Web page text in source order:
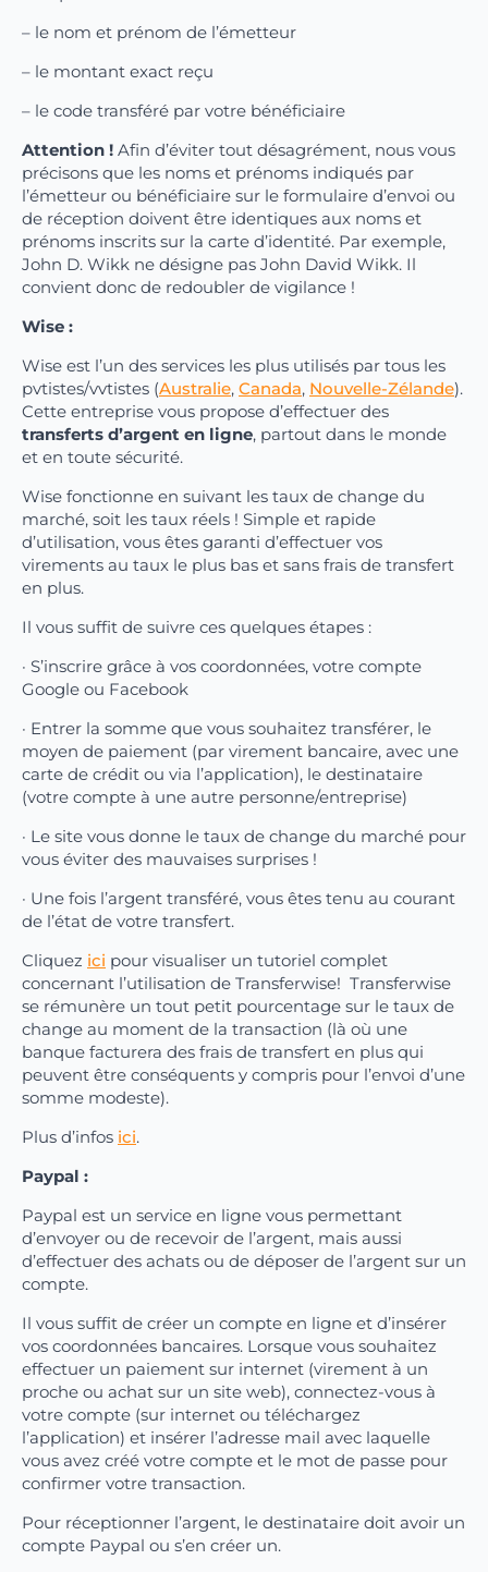
– le nom et prénom de l’émetteur
– le montant exact reçu
– le code transféré par votre bénéficiaire
Attention ! Afin d’éviter tout désagrément, nous vous
précisons que les noms et prénoms indiqués par
l’émetteur ou bénéficiaire sur le formulaire d’envoi ou
de réception doivent être identiques aux noms et
prénoms inscrits sur la carte d’identité. Par exemple,
John D. Wikk ne désigne pas John David Wikk. Il
convient donc de redoubler de vigilance !
Wise :
Wise est l’un des services les plus utilisés par tous les
pvtistes/vvtistes (Australie, Canada, Nouvelle-Zélande).
Cette entreprise vous propose d’effectuer des
transferts d’argent en ligne, partout dans le monde
et en toute sécurité.
Wise fonctionne en suivant les taux de change du
marché, soit les taux réels ! Simple et rapide
d’utilisation, vous êtes garanti d’effectuer vos
virements au taux le plus bas et sans frais de transfert
en plus.
Il vous suffit de suivre ces quelques étapes :
· S’inscrire grâce à vos coordonnées, votre compte
Google ou Facebook
· Entrer la somme que vous souhaitez transférer, le
moyen de paiement (par virement bancaire, avec une
carte de crédit ou via l’application), le destinataire
(votre compte à une autre personne/entreprise)
· Le site vous donne le taux de change du marché pour
vous éviter des mauvaises surprises !
· Une fois l’argent transféré, vous êtes tenu au courant
de l’état de votre transfert.
Cliquez ici pour visualiser un tutoriel complet
concernant l’utilisation de Transferwise! Transferwise
se rémunère un tout petit pourcentage sur le taux de
change au moment de la transaction (là où une
banque facturera des frais de transfert en plus qui
peuvent être conséquents y compris pour l’envoi d’une
somme modeste).
Plus d’infos ici.
Paypal :
Paypal est un service en ligne vous permettant
d’envoyer ou de recevoir de l’argent, mais aussi
d’effectuer des achats ou de déposer de l’argent sur un
compte.
Il vous suffit de créer un compte en ligne et d’insérer
vos coordonnées bancaires. Lorsque vous souhaitez
effectuer un paiement sur internet (virement à un
proche ou achat sur un site web), connectez-vous à
votre compte (sur internet ou téléchargez
l’application) et insérer l’adresse mail avec laquelle
vous avez créé votre compte et le mot de passe pour
confirmer votre transaction.
Pour réceptionner l’argent, le destinataire doit avoir un
compte Paypal ou s’en créer un.